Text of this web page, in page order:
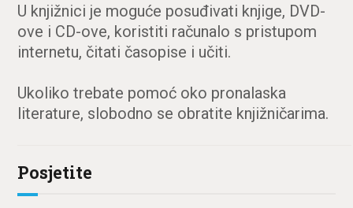
U knjižnici je moguće posuđivati knjige, DVD-
ove i CD-ove, koristiti računalo s pristupom
internetu, čitati časopise i učiti.
Ukoliko trebate pomoć oko pronalaska
literature, slobodno se obratite knjižničarima.
Posjetite